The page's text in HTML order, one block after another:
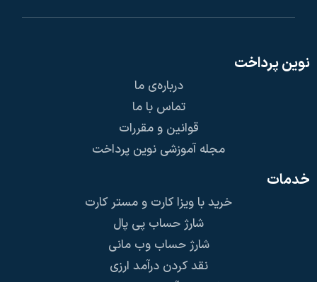
نوین پرداخت
درباره‌ی ما
تماس با ما
قوانین و مقررات
مجله آموزشی نوین پرداخت
خدمات
خرید با ویزا کارت و مستر کارت
شارژ حساب پی پال
شارژ حساب وب مانی
نقد کردن درآمد ارزی